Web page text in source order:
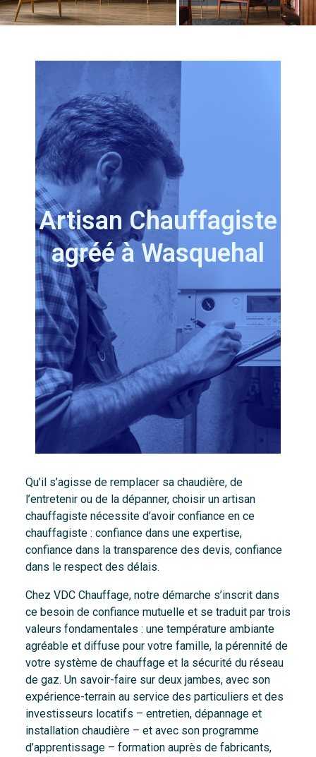
ArtisanChauffagiste
agréé à Wasquehal
Qu’il s’agisse de remplacer sa chaudière, de
l’entretenir ou de la dépanner, choisir un artisan
chauffagiste nécessite d’avoir confiance en ce
chauffagiste : confiance dans une expertise,
confiance dans la transparence des devis, confiance
dans le respect des délais.
Chez VDC Chauffage, notre démarche s’inscrit dans
ce besoin de confiance mutuelle et se traduit par trois
valeurs fondamentales : une température ambiante
agréable et diffuse pour votre famille, la pérennité de
votre système de chauffage et la sécurité du réseau
de gaz. Un savoir-faire sur deux jambes, avec son
expérience-terrain au service des particuliers et des
investisseurs locatifs – entretien, dépannage et
installation chaudière – et avec son programme
d’apprentissage – formation auprès de fabricants,